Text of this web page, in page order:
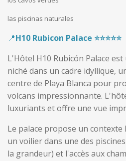
las piscinas naturales
📍H10 Rubicon Palace ⭐️⭐️⭐️⭐️⭐️
L'Hôtel H10 Rubicón Palace
niché dans un cadre idyllique,
centre de Playa Blanca pour
volcans impressionnante.
luxuriants et offre une vue
Le palace propose un contexte
un voilier dans une des piscines
la grandeur) et l'accès aux